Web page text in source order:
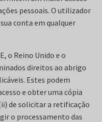
pessoais. O utilizador
conta em qualquer
o Reino Unido e o
direitos ao abrigo
Estes podem
e obter uma cópia
de solicitar a retificação
o processamento das